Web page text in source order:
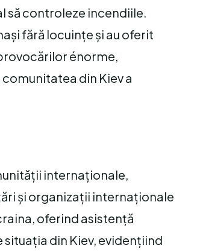
să controleze incendiile.
fără locuințe și au oferit
énorme,
din Kiev a
internaționale,
și organizații internaționale
oferind asistență
din Kiev, evidențiind